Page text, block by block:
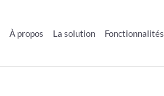
À propos La solution Fonctionnalités